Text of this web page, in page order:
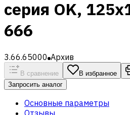
серия OK,
666
3.66.65000 Архив
В сравнение В избранное
Запросить аналог
Основные параметры
Отзывы